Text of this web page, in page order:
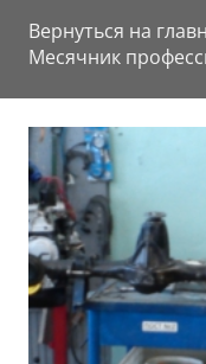
Вернуться на
Месячник